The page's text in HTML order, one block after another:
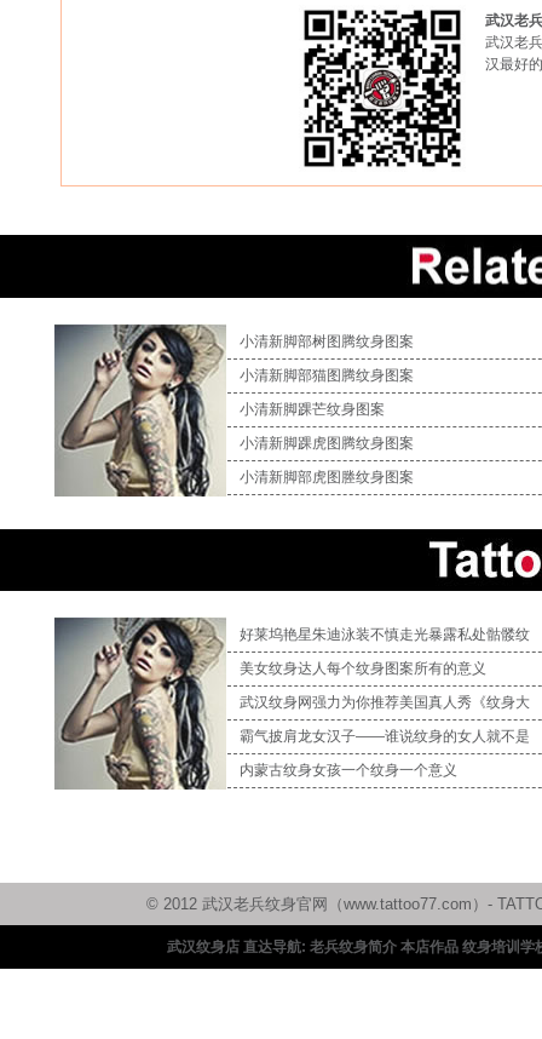
武汉老
武汉老
汉最好
小清新脚部树图腾纹身图案
小清新脚部猫图腾纹身图案
小清新脚踝芒纹身图案
小清新脚踝虎图腾纹身图案
小清新脚部虎图塍纹身图案
好莱坞艳星朱迪泳装不慎走光暴露私处骷髅纹
美女纹身达人每个纹身图案所有的意义
武汉纹身网强力为你推荐美国真人秀《纹身大
霸气披肩龙女汉子——谁说纹身的女人就不是
内蒙古纹身女孩一个纹身一个意义
© 2012 武汉老兵纹身官网（www.tattoo77.com）-
武汉纹身店 直达导航: 老兵纹身简介 本店作品 纹身培训学